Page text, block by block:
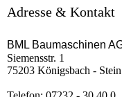
Adresse & Kontakt
BML Baumaschinen
Siemensstr. 1
75203 Königsbach - Stein